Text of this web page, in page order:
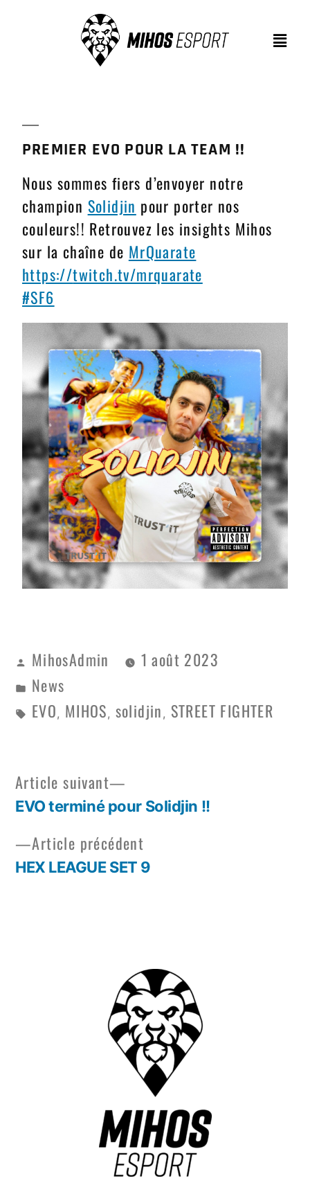
PREMIER EVO POUR LA TEAM !!
Nous sommes fiers d’envoyer notre
champion Solidjin pour porter nos
couleurs!! Retrouvez les insights Mihos
sur la chaîne de MrQuarate
https://twitch.tv/mrquarate
#SF6
MihosAdmin
1 août 2023
News
EVO, MIHOS, solidjin , STREET FIGHTER
Article précédent
HEX LEAGUE SET 9
Article suivant
EVO terminé pour Solidjin !!